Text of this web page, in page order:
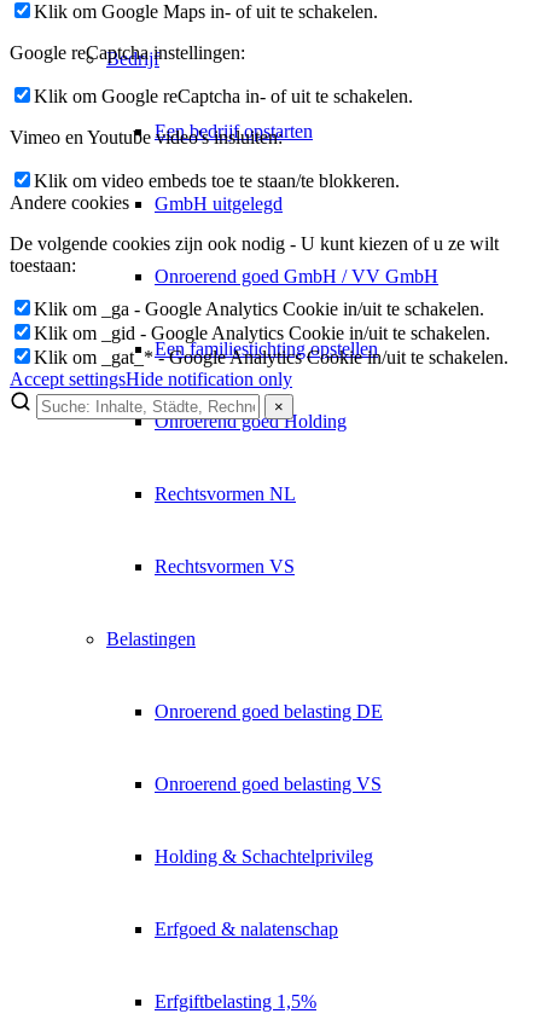
Bedrijf
Een bedrijf opstarten
GmbH uitgelegd
Onroerend goed GmbH / VV GmbH
Een familiestichting opstellen
Onroerend goed Holding
Rechtsvormen NL
Rechtsvormen VS
Belastingen
Onroerend goed belasting DE
Onroerend goed belasting VS
Holding & Schachtelprivileg
Erfgoed & nalatenschap
Erfgiftbelasting 1,5%
Klik om Google Maps in- of uit te schakelen.
Google reCaptcha instellingen:
Klik om Google reCaptcha in- of uit te schakelen.
Vimeo en Youtube video's insluiten:
Klik om video embeds toe te staan/te blokkeren.
Andere cookies
De volgende cookies zijn ook nodig - U kunt kiezen of u ze wilt
toestaan:
Klik om _ga - Google Analytics Cookie in/uit te schakelen.
Klik om _gid - Google Analytics Cookie in/uit te schakelen.
Klik om _gat_* - Google Analytics Cookie in/uit te schakelen.
Accept settingsHide notification only
×